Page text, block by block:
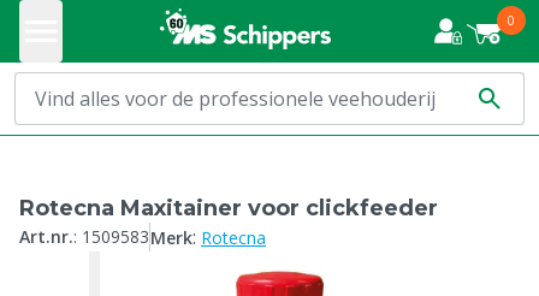
0
Rotecna Maxitainer voor clickfeeder
Art.nr.: 1509583Merk: Rotecna